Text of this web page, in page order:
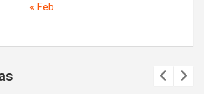
« Feb